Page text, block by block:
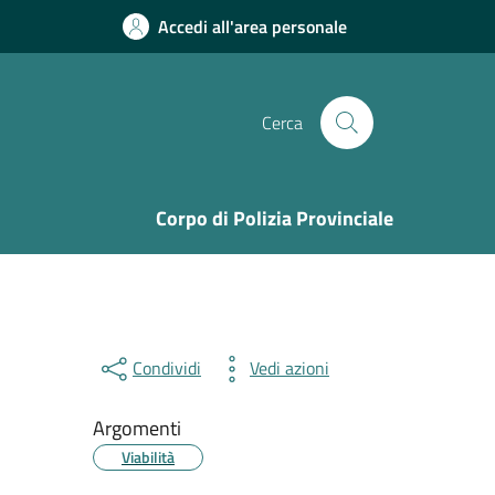
Accedi all'area personale
Cerca
Corpo di Polizia Provinciale
Condividi Vedi azioni
Argomenti
Viabilità